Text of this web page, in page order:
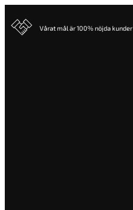
Vårat mål är 100% nöjda kunder